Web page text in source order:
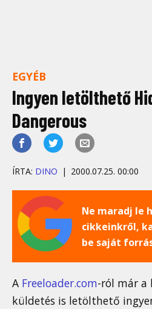
EGYÉB
Ingyen letölthető
Dangerous
ÍRTA: DINO 2000.07.25. 00:00
Ne maradj le
cikkeinkről,
be saját
A Freeloader.com-ról már a
küldetés is letölthető